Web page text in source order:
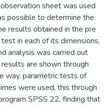
sheet was used
possible to determine the
results obtained in the pre
in each of its dimensions,
analysis was carried out
are shown through
way, parametric tests of
were used, this through
SPSS 22, finding that